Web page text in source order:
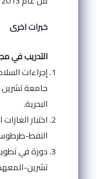
خبرات اخرى
التدريب في
إجراءات
جامعة تشرين
البحرية.
اختبار
النفط-
دورة في
تشرين-